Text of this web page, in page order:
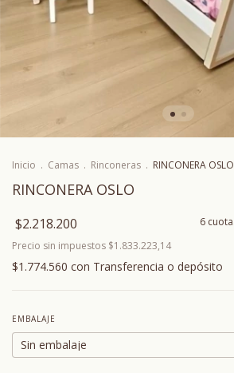
Inicio . Camas . Rinconeras . RINCONERA OSLO
RINCONERA OSLO
$2.218.200 6
Precio sin impuestos $1.833.223,14
$1.774.560 con Transferencia o depósito
EMBALAJE